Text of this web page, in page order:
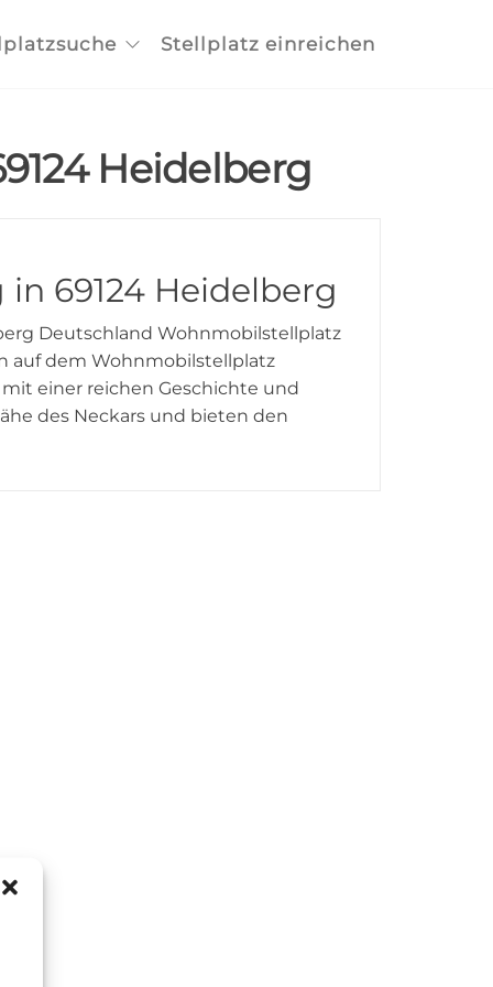
Stellplatz einreichen
Heidelberg
69124 Heidelberg
Deutschland Wohnmobilstellplatz
auf dem Wohnmobilstellplatz
einer reichen Geschichte und
des Neckars und bieten den